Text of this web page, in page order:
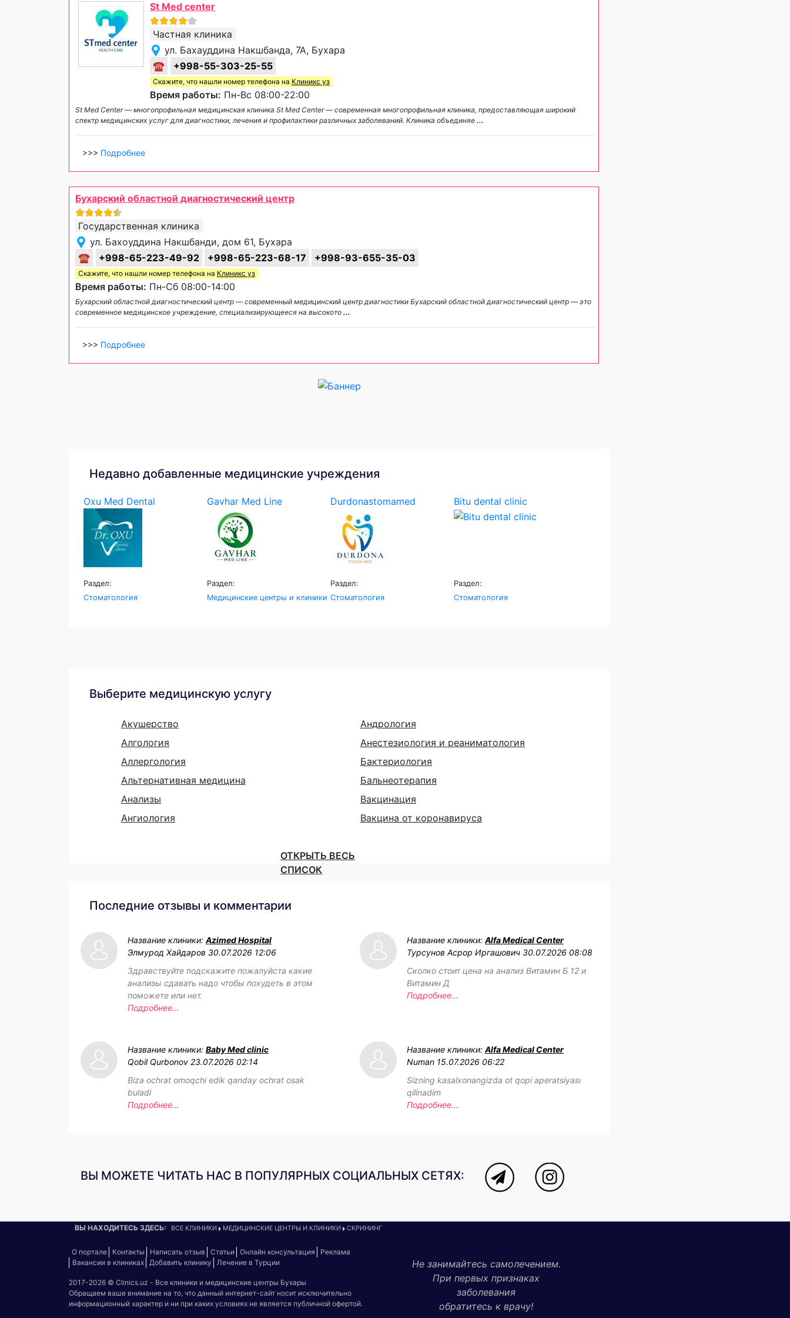
St Med center
Частная клиника
ул. Бахауддина Накшбанда, 7А, Бухара
☎
+998-55-303-25-55
Скажите, что нашли номер телефона на Клиникс уз
Время работы: Пн-Вс 08:00-22:00
St Med Center — многопрофильная медицинская клиника St Med Center — современная многопрофильная клиника, предоставляющая широкий
спектр медицинских услуг для диагностики, лечения и профилактики различных заболеваний. Клиника объединяе ...
>>> Подробнее
Бухарский областной диагностический центр
Государственная клиника
ул. Бахоуддина Накшбанди, дом 61, Бухара
☎
+998-65-223-49-92 +998-65-223-68-17 +998-93-655-35-03
Скажите, что нашли номер телефона на Клиникс уз
Время работы: Пн-Сб 08:00-14:00
Бухарский областной диагностический центр — современный медицинский центр диагностики Бухарский областной диагностический центр — это
современное медицинское учреждение, специализирующееся на высокото ...
>>> Подробнее
Недавно добавленные медицинские учреждения
Oxu Med Dental
Раздел:
Стоматология
Gavhar Med Line
Раздел:
Медицинские центры и клиники
Durdonastomamed
Раздел:
Стоматология
Bitu dental clinic
Раздел:
Стоматология
Выберите медицинскую услугу
Акушерство
Алгология
Аллергология
Альтернативная медицина
Анализы
Ангиология
Андрология
Анестезиология и реаниматология
Бактериология
Бальнеотерапия
Вакцинация
Вакцина от коронавируса
ОТКРЫТЬ ВЕСЬ
СПИСОК
Последние отзывы и комментарии
Название клиники: Azimed Hospital
Элмурод Хайдаров 30.07.2026 12:06
Здравствуйте подскажите пожалуйста какие
анализы сдавать надо чтобы похудеть в этом
поможете или нет.
Подробнее...
Название клиники: Alfa Medical Center
Турсунов Асрор Иргашович 30.07.2026 08:08
Сколко стоит цена на анализ Витамин Б 12 и
Витамин Д
Подробнее...
Название клиники: Baby Med clinic
Qobil Qurbonov 23.07.2026 02:14
Biza ochrat omoqchi edik qanday ochrat osak
buladi
Подробнее...
Название клиники: Alfa Medical Center
Numan 15.07.2026 06:22
Sizning kasalxonangizda ot qopi aperatsiyası
qilinadim
Подробнее...
ВЫ МОЖЕТЕ ЧИТАТЬ НАС В ПОПУЛЯРНЫХ СОЦИАЛЬНЫХ СЕТЯХ:
ВЫ НАХОДИТЕСЬ ЗДЕСЬ: ВСЕ КЛИНИКИ МЕДИЦИНСКИЕ ЦЕНТРЫ И КЛИНИКИ СКРИНИНГ
О портале Контакты Написать отзыв Статьи Онлайн консультация
Реклама
Вакансии в клиниках Добавить клинику Лечение в Турции
2017-2026 © Clinics.uz - Все клиники и медицинские центры Бухары
Обращаем ваше внимание на то, что данный интернет-сайт носит исключительно
информационный характер и ни при каких условиях не является публичной офертой.
Не занимайтесь самолечением.
При первых признаках
заболевания
обратитесь к врачу!